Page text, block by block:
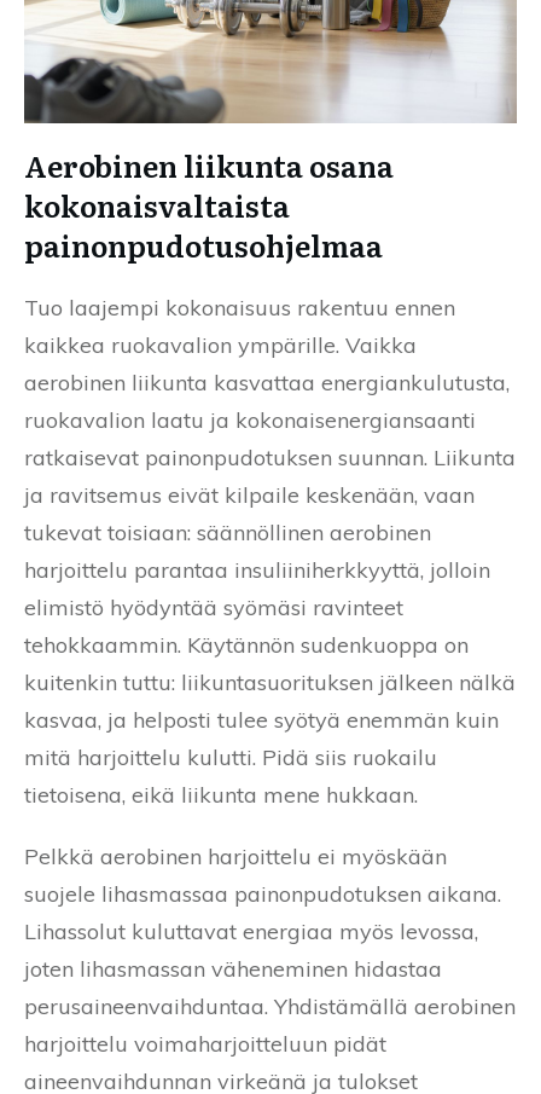
Aerobinen liikunta osana
kokonaisvaltaista
painonpudotusohjelmaa
Tuo laajempi kokonaisuus rakentuu ennen
kaikkea ruokavalion ympärille. Vaikka
aerobinen liikunta kasvattaa energiankulutusta,
ruokavalion laatu ja kokonaisenergiansaanti
ratkaisevat painonpudotuksen suunnan. Liikunta
ja ravitsemus eivät kilpaile keskenään, vaan
tukevat toisiaan: säännöllinen aerobinen
harjoittelu parantaa insuliiniherkkyyttä, jolloin
elimistö hyödyntää syömäsi ravinteet
tehokkaammin. Käytännön sudenkuoppa on
kuitenkin tuttu: liikuntasuorituksen jälkeen nälkä
kasvaa, ja helposti tulee syötyä enemmän kuin
mitä harjoittelu kulutti. Pidä siis ruokailu
tietoisena, eikä liikunta mene hukkaan.
Pelkkä aerobinen harjoittelu ei myöskään
suojele lihasmassaa painonpudotuksen aikana.
Lihassolut kuluttavat energiaa myös levossa,
joten lihasmassan väheneminen hidastaa
perusaineenvaihduntaa. Yhdistämällä aerobinen
harjoittelu voimaharjoitteluun pidät
aineenvaihdunnan virkeänä ja tulokset